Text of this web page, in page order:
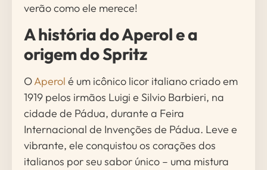
verão como ele merece!
A história do Aperol e a
origem do Spritz
OAperol é um icônico licor italiano criado em
1919 pelos irmãos Luigi e Silvio Barbieri, na
cidade de Pádua, durante a Feira
Internacional de Invenções de Pádua. Leve e
vibrante, ele conquistou os corações dos
italianos por seu sabor único – uma mistura